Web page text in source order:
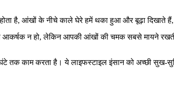
है, आंखों के नीचे काले घेरे हमें थका हुआ और बूढ़ा दिखाते
न हो, लेकिन आपकी आंखों की चमक सबसे मायने रखती
तक काम करता है। ये लाइफस्टाइल इंसान को अच्छी